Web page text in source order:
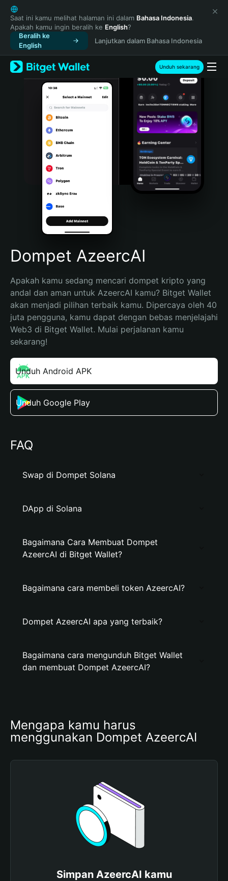
English
日本語
Tiếng Việt
Русский
Español (Latinoamérica)
Türkçe
Italiano
Português (Portugal)
Bahasa Indonesia
Português (Brasil)
Español (Argentina)
Saat ini kamu melihat halaman ini dalam Bahasa Indonesia.
Apakah kamu ingin beralih ke English?
Beralih ke
English
Lanjutkan dalam Bahasa Indonesia
Unduh sekarang
Dompet AzeercAI
Apakah kamu sedang mencari dompet kripto yang
andal dan aman untuk AzeercAI kamu? Bitget Wallet
akan menjadi pilihan terbaik kamu. Dipercaya oleh 40
juta pengguna, kamu dapat dengan bebas menjelajahi
Web3 di Bitget Wallet. Mulai perjalanan kamu
sekarang!
Unduh Android APK
Unduh Google Play
FAQ
Swap di Dompet Solana
DApp di Solana
Bagaimana Cara Membuat Dompet
AzeercAI di Bitget Wallet?
Bagaimana cara membeli token AzeercAI?
Dompet AzeercAI apa yang terbaik?
Bagaimana cara mengunduh Bitget Wallet
dan membuat Dompet AzeercAI?
Mengapa kamu harus
menggunakan Dompet AzeercAI
Simpan AzeercAI kamu